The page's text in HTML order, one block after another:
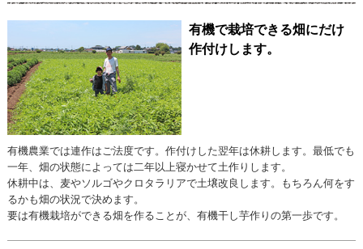
有機で栽培できる畑にだけ
作付けします。
有機農業では連作はご法度です。作付けした翌年は休耕します。最低でも
一年、畑の状態によっては二年以上寝かせて土作りします。
休耕中は、麦やソルゴやクロタラリアで土壌改良します。もちろん何をす
るかも畑の状況で決めます。
要は有機栽培ができる畑を作ることが、有機干し芋作りの第一歩です。